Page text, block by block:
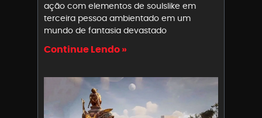
ação com elementos de soulslike em
terceira pessoa ambientado em um
mundo de fantasia devastado
Continue Lendo »